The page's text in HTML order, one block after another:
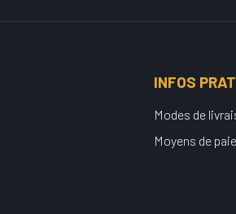
INFOS
Modes de
Moyens de